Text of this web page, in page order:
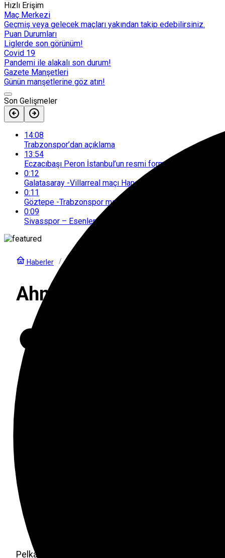
Hızlı Erişim
Maç Merkezi
Geçmiş veya gelecek maçları yakından takip edebilirsiniz.
Puan Durumları
Liglerde son görünüm!
Covid 19
Pandemi ile alakalı son durum!
Gazete Manşetleri
Günün manşetlerine göz atın!
Son Gelişmeler
14:08
Trabzonspor’dan açıklama
13:54
Eczacıbaşı Peron İstanbul’un resmi forma sponsoru adidas
0:12
Galatasaray -Villarreal maçı Hangi Kanalda Saat Kaçta
0:11
Göztepe -Trabzonspor maçı Hangi Kanalda Saat Kaçta
0:09
Sivasspor – Esenler Erokspor maçı Hangi Kanalda Saat
Haberler
Ahmet Ercanlar:Pelkas
Pelkas’ın takımdan ayrılmak istediğini yönetime